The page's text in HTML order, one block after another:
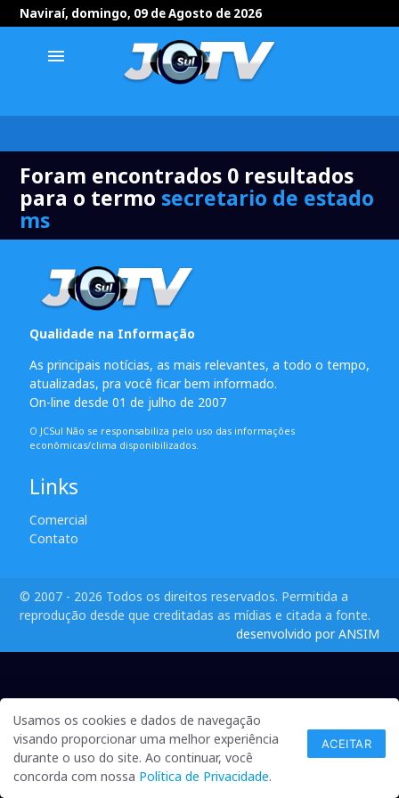
Naviraí, domingo, 09 de Agosto de 2026
menu
Foram encontrados 0 resultados
para o termo secretario de estado
ms
Qualidade na Informação
As principais notícias, as mais relevantes, a todo o tempo,
atualizadas, pra você ficar bem informado.
On-line desde 01 de julho de 2007
O JCSul Não se responsabiliza pelo uso das informações
econômicas/clima disponibilizados.
Links
Comercial
Contato
© 2007 - 2026 Todos os direitos reservados. Permitida a
reprodução desde que creditadas as mídias e citada a fonte.
desenvolvido por ANSIM
Usamos os cookies e dados de navegação
visando proporcionar uma melhor experiência
durante o uso do site. Ao continuar, você
concorda com nossa Política de Privacidade.
ACEITAR